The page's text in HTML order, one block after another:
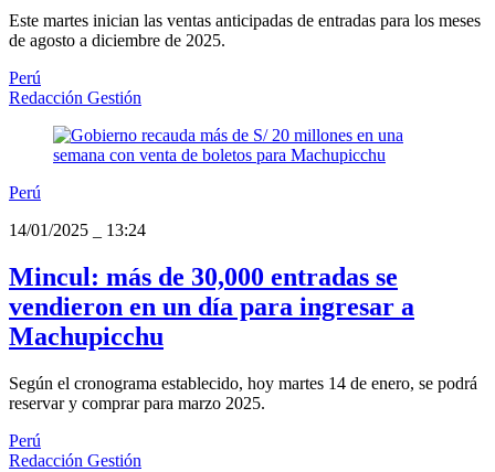
Este martes inician las ventas anticipadas de entradas para los meses
de agosto a diciembre de 2025.
Perú
Redacción Gestión
Perú
14/01/2025
13:24
Mincul: más de 30,000 entradas se
vendieron en un día para ingresar a
Machupicchu
Según el cronograma establecido, hoy martes 14 de enero, se podrá
reservar y comprar para marzo 2025.
Perú
Redacción Gestión